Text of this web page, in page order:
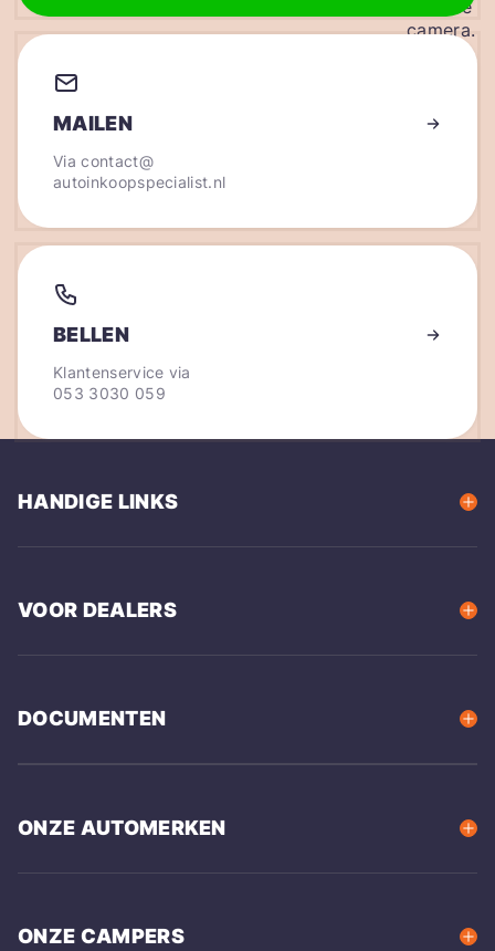
MAILEN
Viacontact@
autoinkoopspecialist.nl
BELLEN
Klantenservice via
053 3030 059
HANDIGE LINKS
VOOR DEALERS
DOCUMENTEN
ONZE AUTOMERKEN
ONZE CAMPERS